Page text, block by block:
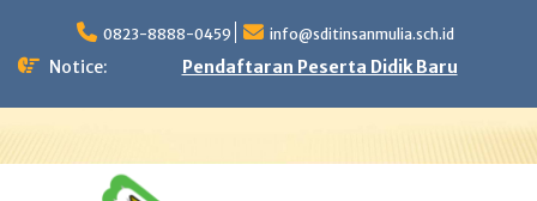
content
0823-8888-0459 info@sditinsanmulia.sch.id
Notice: Pendaftaran Peserta Didik Baru